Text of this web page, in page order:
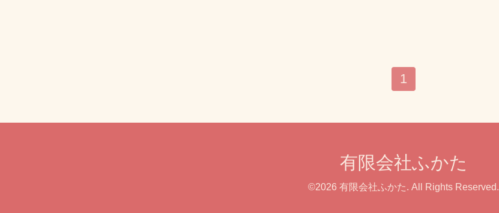
1
有限会社ふかた
©2026 有限会社ふかた. All Rights Reserved.